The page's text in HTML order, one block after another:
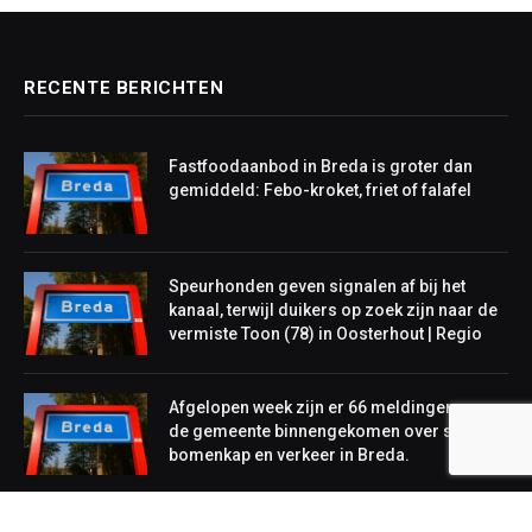
RECENTE BERICHTEN
Fastfoodaanbod in Breda is groter dan
gemiddeld: Febo-kroket, friet of falafel
Speurhonden geven signalen af bij het
kanaal, terwijl duikers op zoek zijn naar de
vermiste Toon (78) in Oosterhout | Regio
Afgelopen week zijn er 66 meldingen van
de gemeente binnengekomen over sloop,
bomenkap en verkeer in Breda.